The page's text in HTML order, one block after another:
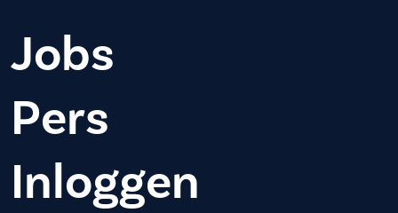
Jobs
Pers
Inloggen